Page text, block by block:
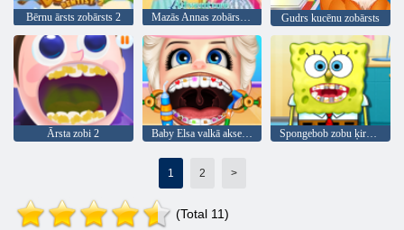
Bērnu ārsts zobārsts 2 Mazās Annas zobārsta piedzīvojums Gudrs kucēnu zobārsts
Ārsta zobi 2 Baby Elsa valkā aksesuāru
1 2 >
(Total 11)